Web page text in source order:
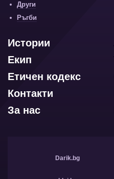
Други
Ръгби
Истории
Екип
Етичен кодекс
Контакти
За нас
Darik.bg